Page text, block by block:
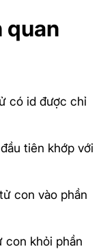
quan
có id được chỉ
tiên khớp với
con vào phần
con khỏi phần